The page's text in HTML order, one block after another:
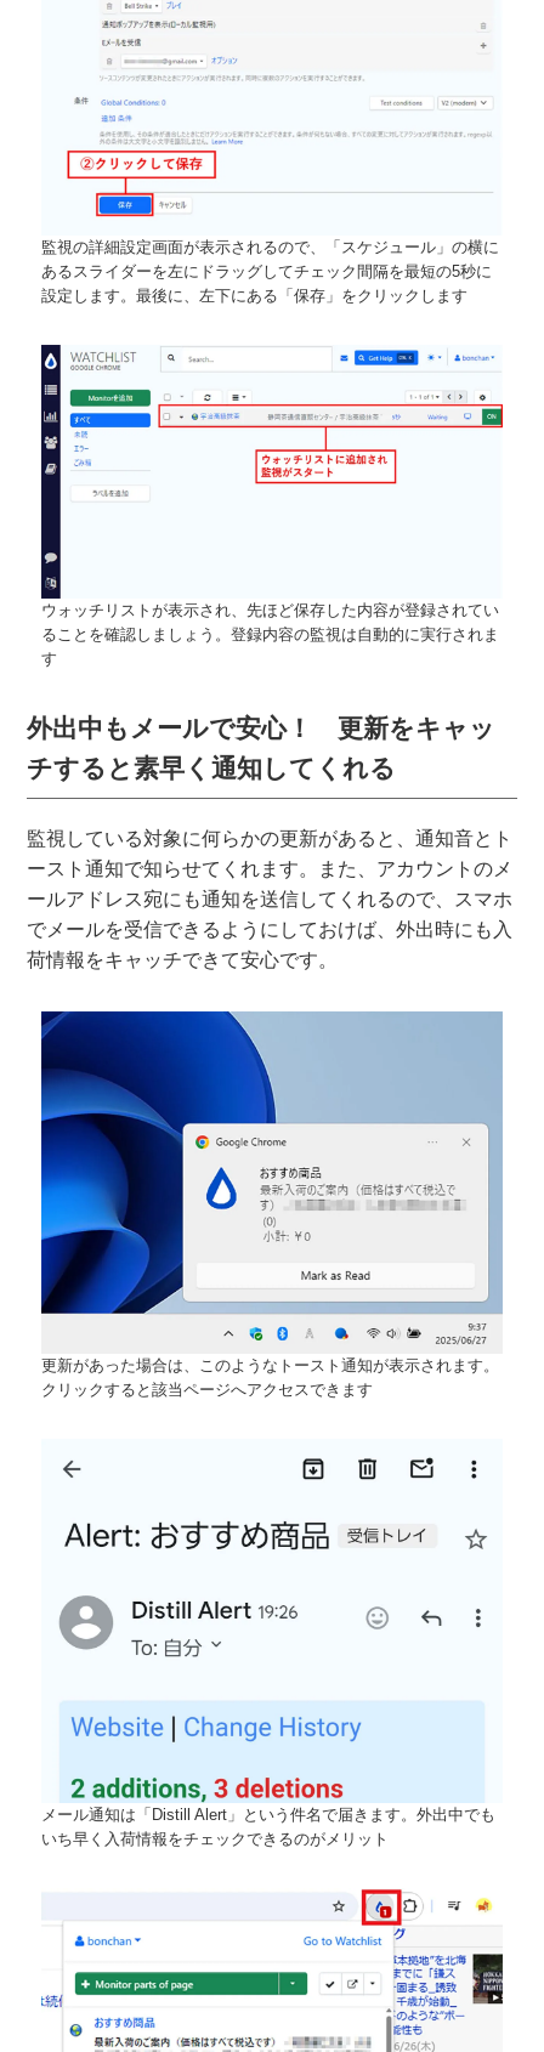
監視の詳細設定画面が表示されるので、「スケジュール」の横に
あるスライダーを左にドラッグしてチェック間隔を最短の5秒に
設定します。最後に、左下にある「保存」をクリックします
ウォッチリストが表示され、先ほど保存した内容が登録されてい
ることを確認しましょう。登録内容の監視は自動的に実行されま
す
外出中もメールで安心！ 更新をキャッ
チすると素早く通知してくれる
監視している対象に何らかの更新があると、通知音とト
ースト通知で知らせてくれます。また、アカウントのメ
ールアドレス宛にも通知を送信してくれるので、スマホ
でメールを受信できるようにしておけば、外出時にも入
荷情報をキャッチできて安心です。
更新があった場合は、このようなトースト通知が表示されます。
クリックすると該当ページへアクセスできます
メール通知は「Distill Alert」という件名で届きます。外出中でも
いち早く入荷情報をチェックできるのがメリット